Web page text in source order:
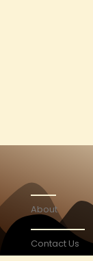
About
Contact Us